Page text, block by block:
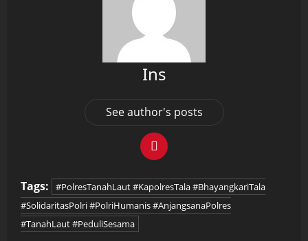
Ins
See author's posts
Tags:
#PolresTanahLaut #KapolresTala #BhayangkariTala
#SolidaritasPolri #PolriHumanis #AnjangsanaPolres
#TanahLaut #PeduliSesama